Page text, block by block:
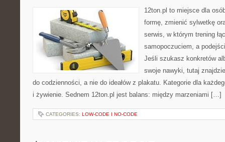
12ton.pl to miejsce dla
formę, zmienić sylwetkę
serwis, w którym trening
samopoczuciem, a
Jeśli szukasz konkretów
swoje nawyki, tutaj
do codzienności, a nie do ideałów z plakatu. Kategorie dla
i żywienie. Sednem 12ton.pl jest balans: między marzeniami […]
CATEGORIES: LOW-CODE I NO-CODE